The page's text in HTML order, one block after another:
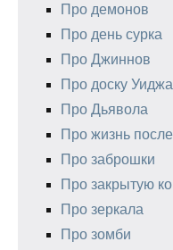
Про демонов
Про день сурка
Про Джиннов
Про доску Уиджа
Про Дьявола
Про жизнь
Про заброшки
Про закрытую
Про зеркала
Про зомби